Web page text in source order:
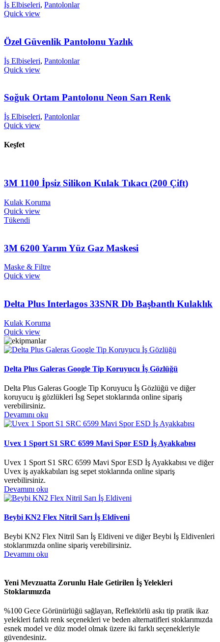
İş Elbiseleri, Pantolonlar
Quick view
Özel Güvenlik Pantolonu Yazlık
İş Elbiseleri, Pantolonlar
Quick view
Soğuk Ortam Pantolonu Neon Sarı Renk
İş Elbiseleri, Pantolonlar
Quick view
Keşfet
3M 1100 İpsiz Silikon Kulak Tıkacı (200 Çift)
Kulak Koruma
Quick view
Tükendi
3M 6200 Yarım Yüz Gaz Maskesi
Maske & Filtre
Quick view
Delta Plus Interlagos 33SNR Db Başbantlı Kulaklık
Kulak Koruma
Quick view
Delta Plus Galeras Google Tip Koruyucu İş Gözlüğü
Delta Plus Galeras Google Tip Koruyucu İş Gözlüğü ve diğer
koruyucu iş gözlükleri İsg Sepet stoklarında online sipariş
verebilirsiniz.
Devamını oku
Uvex 1 Sport S1 SRC 6599 Mavi Spor ESD İş Ayakkabısı
Uvex 1 Sport S1 SRC 6599 Mavi Spor ESD İş Ayakkabısı ve diğer
Uvex iş ayakkabıları isg sepet stoklarında online sipariş
verebilirsiniz.
Devamını oku
Beybi KN2 Flex Nitril Sarı İş Eldiveni
Beybi KN2 Flex Nitril Sarı İş Eldiveni ve diğer Beybi İş Eldivenleri
stoklarımızda online sipariş verebilirsiniz.
Devamını oku
Yeni Mevzuatta Zorunlu Hale Getirilen İş Yelekleri
Stoklarımızda
%100 Gece Görünürlüğü sağlayan, Reflektörlü askı tip pratik ikaz
yelekleri farklı renk seçenekleri ve beden alternatifleri stoklarımızda
esnek model ve düz model olmak üzere iki farklı seçenekleriyle
güvendesiniz.